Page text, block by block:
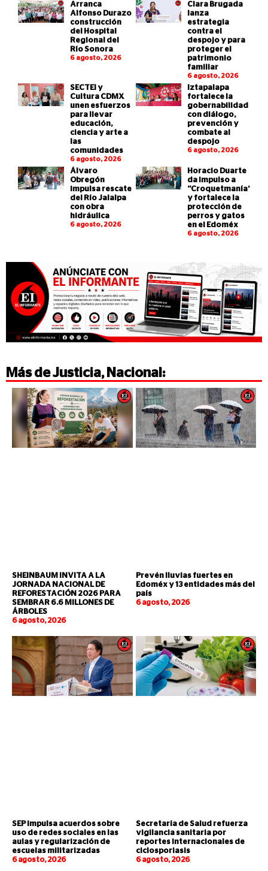
Arranca
Alfonso Durazo
construcción
del Hospital
Regional del
Río Sonora
6 agosto, 2026
Clara Brugada
lanza
estrategia
contra el
despojo y para
proteger el
patrimonio
familiar
6 agosto, 2026
SECTEI y
Cultura CDMX
unen esfuerzos
para llevar
educación,
ciencia y arte a
las
comunidades
6 agosto, 2026
Iztapalapa
fortalece la
gobernabilidad
con diálogo,
prevención y
combate al
despojo
6 agosto, 2026
Álvaro
Obregón
impulsa rescate
del Río Jalalpa
con obra
hidráulica
6 agosto, 2026
Horacio Duarte
da impulso a
“Croquetmanía”
y fortalece la
protección de
perros y gatos
en el Edoméx
6 agosto, 2026
Más deJusticia, Nacional :
SHEINBAUM INVITA A LA
JORNADA NACIONAL DE
REFORESTACIÓN 2026 PARA
SEMBRAR 6.6 MILLONES DE
ÁRBOLES
6 agosto, 2026
Prevén lluvias fuertes en
Edoméx y 13 entidades más del
país
6 agosto, 2026
SEP impulsa acuerdos sobre
uso de redes sociales en las
aulas y regularización de
escuelas militarizadas
6 agosto, 2026
Secretaría de Salud refuerza
vigilancia sanitaria por
reportes internacionales de
ciclosporiasis
6 agosto, 2026